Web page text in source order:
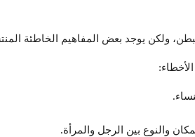
ولكن يوجد بعض المفاهيم الخاطئة
والنوع بين الرجل والمرأة.